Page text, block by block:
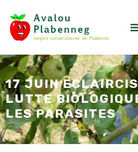
17 JUIN
LUTTE
LES PARASITES